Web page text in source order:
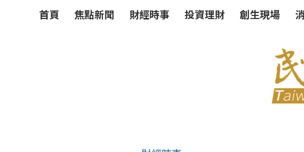
首頁 焦點新聞 財經時事 投資理財 創生現場